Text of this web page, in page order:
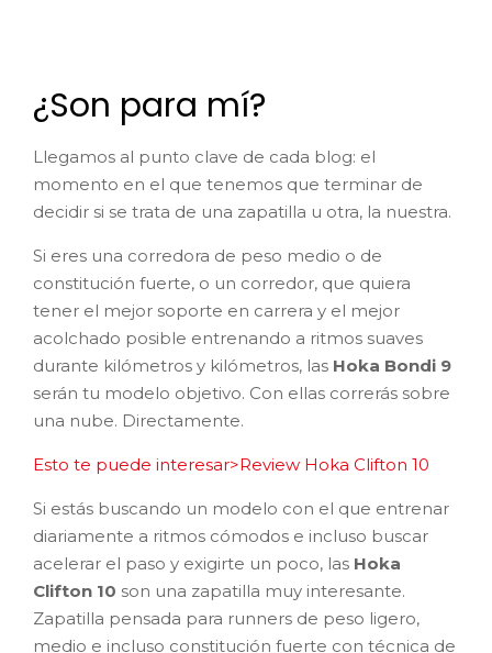
¿Son para mí?
Llegamos al punto clave de cada blog: el
momento en el que tenemos que terminar de
decidir si se trata de una zapatilla u otra, la nuestra.
Si eres una corredora de peso medio o de
constitución fuerte, o un corredor, que quiera
tener el mejor soporte en carrera y el mejor
acolchado posible entrenando a ritmos suaves
durante kilómetros y kilómetros, las Hoka Bondi 9
serán tu modelo objetivo. Con ellas correrás sobre
una nube. Directamente.
Esto te puede interesar>Review Hoka Clifton 10
Si estás buscando un modelo con el que entrenar
diariamente a ritmos cómodos e incluso buscar
acelerar el paso y exigirte un poco, las Hoka
Clifton 10 son una zapatilla muy interesante.
Zapatilla pensada para runners de peso ligero,
medio e incluso constitución fuerte con técnica de